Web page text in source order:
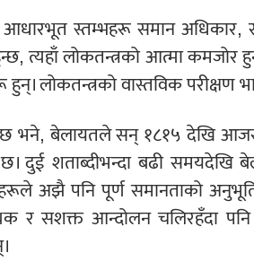
आधारभूत स्तम्भहरू समान अधिकार,
त्यहाँ लोकतन्त्रको आत्मा कमजोर
लोकतन्त्रको वास्तविक परीक्षण
भने, बेलायतले सन् १८१५ देखि
दुई शताब्दीभन्दा बढी समयदेखि
अझै पनि पूर्ण समानताको
र सशक्त आन्दोलन चलिरहँदा